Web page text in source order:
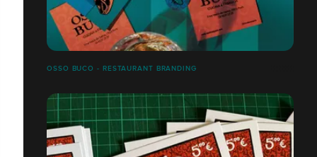
OSSO BUCO - RESTAURANT BRANDING